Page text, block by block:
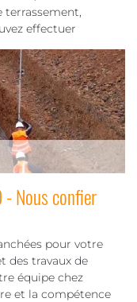
terrassement,
effectuer
Nous confier
pour votre
des travaux de
équipe chez
et la compétence